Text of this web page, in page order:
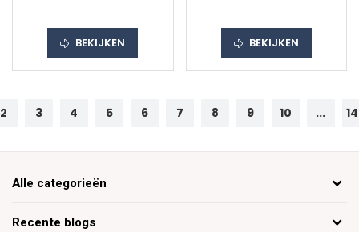
BEKIJKEN BEKIJKEN
2 3 4 5 6 7 8 9 10 ...
Recente blogs
Alle categorieën